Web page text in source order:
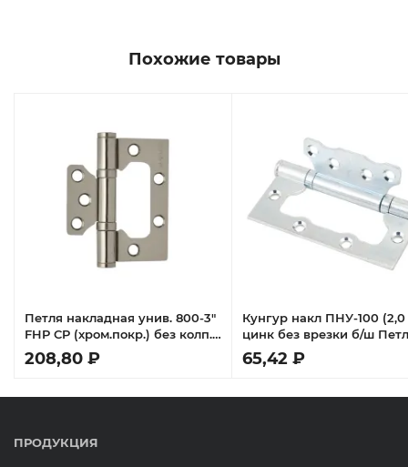
Похожие товары
Петля накладная унив. 800-3"
FHP CP (хром.покр.) без колп.
(75х63х2,5)
208,80 ₽
Кунгур накл ПНУ-100
цинк без врезки б/ш
65,42 ₽
ПРОДУКЦИЯ